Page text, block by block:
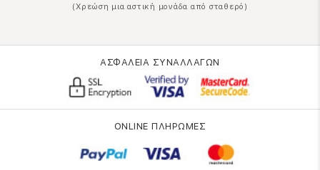
(Χρεώση μια αστική μονάδα από σταθερό)
ΑΣΦΑΛΕΙΑ ΣΥΝΑΛΛΑΓΩΝ
ONLINE ΠΛΗΡΩΜΕΣ